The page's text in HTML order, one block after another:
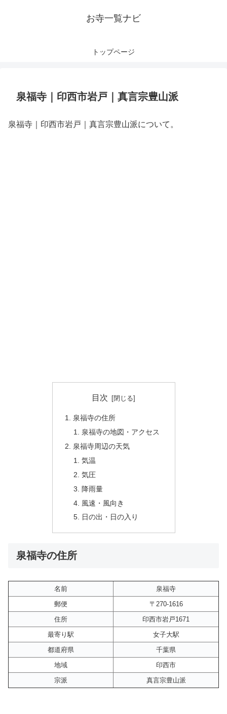
お寺一覧ナビ
トップページ
泉福寺｜印西市岩戸｜真言宗豊山派
泉福寺｜印西市岩戸｜真言宗豊山派について。
目次
泉福寺の住所
泉福寺の地図・アクセス
泉福寺周辺の天気
気温
気圧
降雨量
風速・風向き
日の出・日の入り
泉福寺の住所
名前
泉福寺
郵便
〒270-1616
住所
印西市岩戸1671
最寄り駅
女子大駅
都道府県
千葉県
地域
印西市
宗派
真言宗豊山派